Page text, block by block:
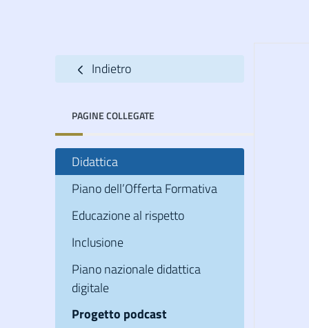
Indietro
PAGINE COLLEGATE
Didattica
Piano dell’Offerta Formativa
Educazione al rispetto
Inclusione
Piano nazionale didattica
digitale
Progetto podcast